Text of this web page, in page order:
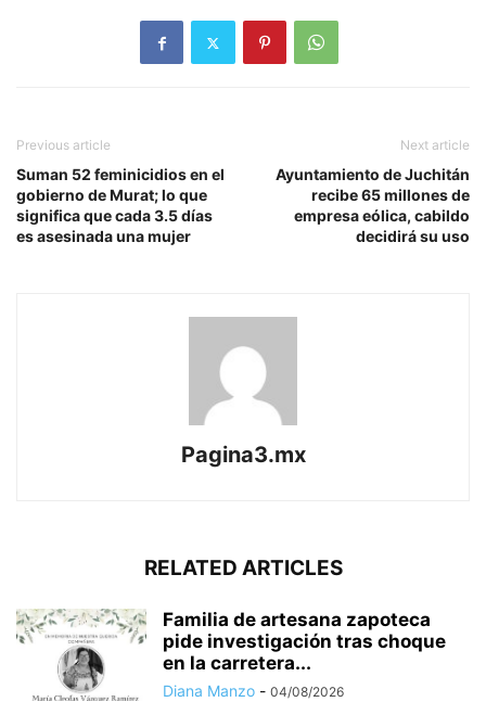
Previous article
Suman 52 feminicidios en el
gobierno de Murat; lo que
significa que cada 3.5 días
es asesinada una mujer
Next article
Ayuntamiento de Juchitán
recibe 65 millones de
empresa eólica, cabildo
decidirá su uso
Pagina3.mx
RELATED ARTICLES
Familia de artesana zapoteca
pide investigación tras choque
en la carretera...
Diana Manzo - 04/08/2026